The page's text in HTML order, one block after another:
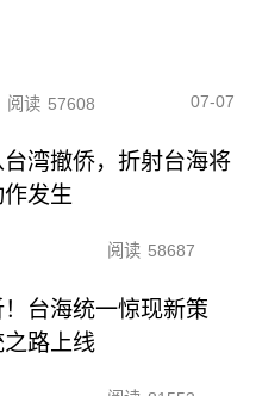
阅读 57608 07-07
湾撤侨，折射台海将
发生
阅读 58687
台海统一惊现新策
路上线